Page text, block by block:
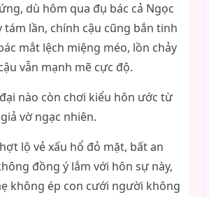
dù hôm qua đụ bác cả Ngọc
tám lần, chính cậu cũng bắn tinh
mắt lệch miệng méo, lồn chảy
vẫn mạnh mẽ cực độ.
nào còn chơi kiểu hôn ước từ
vờ ngạc nhiên.
lộ vẻ xấu hổ đỏ mặt, bất an
đồng ý lắm với hôn sự này,
không ép con cưới người không